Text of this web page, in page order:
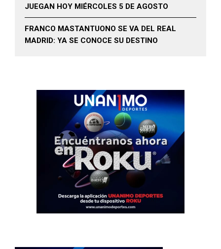
JUEGAN HOY MIÉRCOLES 5 DE AGOSTO
FRANCO MASTANTUONO SE VA DEL REAL
MADRID: YA SE CONOCE SU DESTINO